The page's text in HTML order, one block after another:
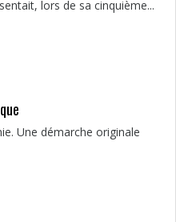
lors de sa cinquième...
Une démarche originale